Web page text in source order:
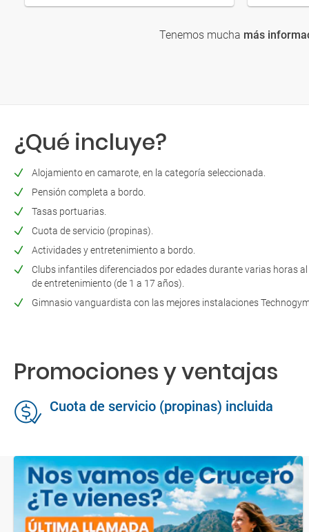
Tenemos mucha más
¿Qué incluye?
Alojamiento en camarote, en la categoría seleccionada.
Pensión completa a bordo.
Tasas portuarias.
Cuota de servicio (propinas).
Actividades y entretenimiento a bordo.
Clubs infantiles diferenciados por edades durante varias horas
de entretenimiento (de 1 a 17 años).
Gimnasio vanguardista con las mejores instalaciones
Promociones y ventajas
Cuota de servicio (propinas) incluida